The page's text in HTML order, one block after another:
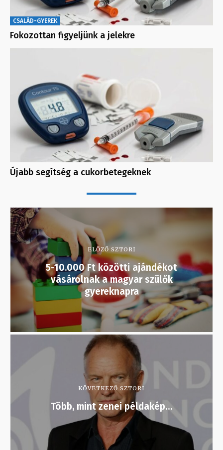
CSALÁD-GYEREK
Fokozottan figyeljünk a jelekre
Újabb segítség a cukorbetegeknek
ELŐZŐ SZTORI
5-10.000 Ft közötti ajándékot
vásárolnak a magyar szülők
gyereknapra
KÖVETKEZŐ SZTORI
Több, mint zenei példakép…